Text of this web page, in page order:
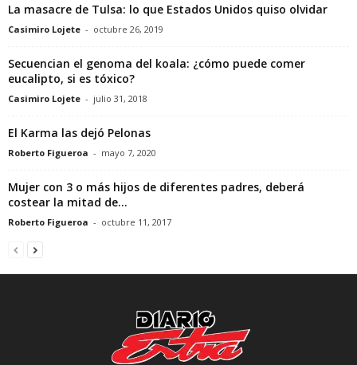
La masacre de Tulsa: lo que Estados Unidos quiso olvidar
Casimiro Lojete - octubre 26, 2019
Secuencian el genoma del koala: ¿cómo puede comer
eucalipto, si es tóxico?
Casimiro Lojete - julio 31, 2018
El Karma las dejó Pelonas
Roberto Figueroa - mayo 7, 2020
Mujer con 3 o más hijos de diferentes padres, deberá
costear la mitad de...
Roberto Figueroa - octubre 11, 2017